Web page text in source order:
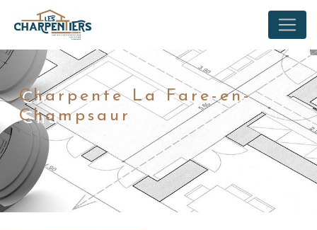
Charpente La Fare-en-
Champsaur
Panneau de gestion des cookies